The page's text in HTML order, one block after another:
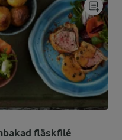
fläskfilé